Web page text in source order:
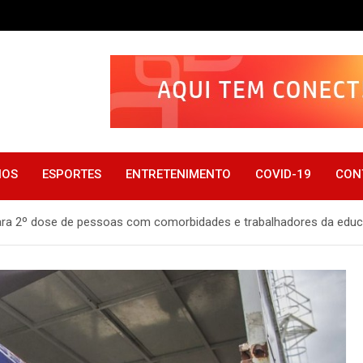
ESPORTES ENTRETENIMENTO COVID-19
2º dose de pessoas com comorbidades e trabalhadores da